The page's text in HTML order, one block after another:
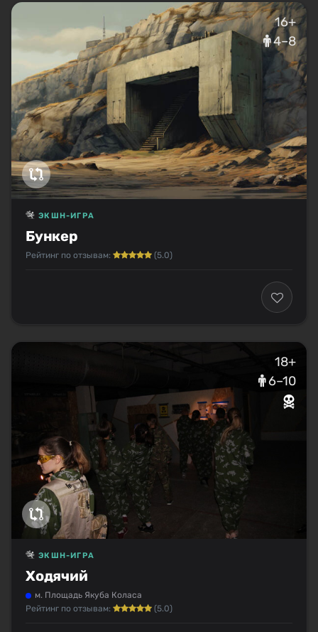
16+
4–8
Бункер
ЭКШН-ИГРА
Рейтинг по отзывам: (5.0)
18+
6–10
Ходячий
ЭКШН-ИГРА
м. Площадь Якуба Коласа
Рейтинг по отзывам:
(5.0)